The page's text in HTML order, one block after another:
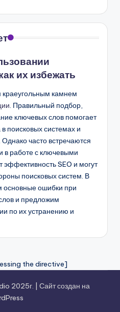
их избежать
камнем
. Правильный подбор,
ключевых слов помогает
поисковых системах и
часто встречаются
в работе с ключевыми
SEO и могут
поисковых систем. В
основные ошибки при
и предложим
по их устранению и
the directive]
2025г. | Сайт создан на